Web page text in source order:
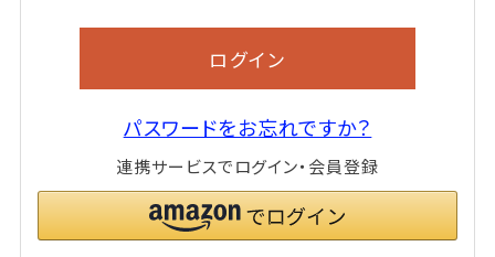
ログイン
パスワードをお忘れですか？
連携サービスでログイン・会員登録